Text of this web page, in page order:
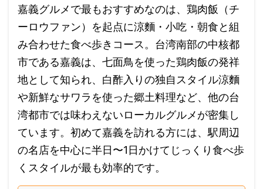
嘉義グルメで最もおすすめなのは、鶏肉飯（チ
ーロウファン）を起点に涼麵・小吃・朝食と組
み合わせた食べ歩きコース。台湾南部の中核都
市である嘉義は、七面鳥を使った鶏肉飯の発祥
地として知られ、白酢入りの独自スタイル涼麵
や新鮮なサワラを使った郷土料理など、他の台
湾都市では味わえないローカルグルメが密集し
ています。初めて嘉義を訪れる方には、駅周辺
の名店を中心に半日〜1日かけてじっくり食べ歩
くスタイルが最も効率的です。